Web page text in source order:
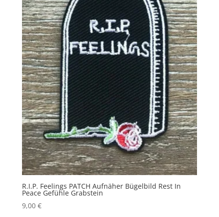
R.I.P. Feelings PATCH Aufnäher Bügelbild Rest In
Peace Gefühle Grabstein
9,00 €